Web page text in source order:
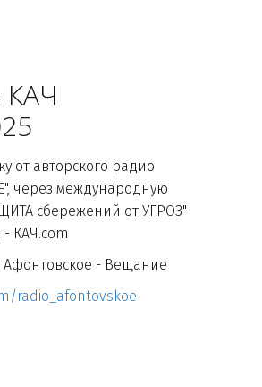
КАЧ
от авторского радио
через международную
сбережений от УГРОЗ"
КАЧ.com
Афонтовское - Вещание
radio_afontovskoe